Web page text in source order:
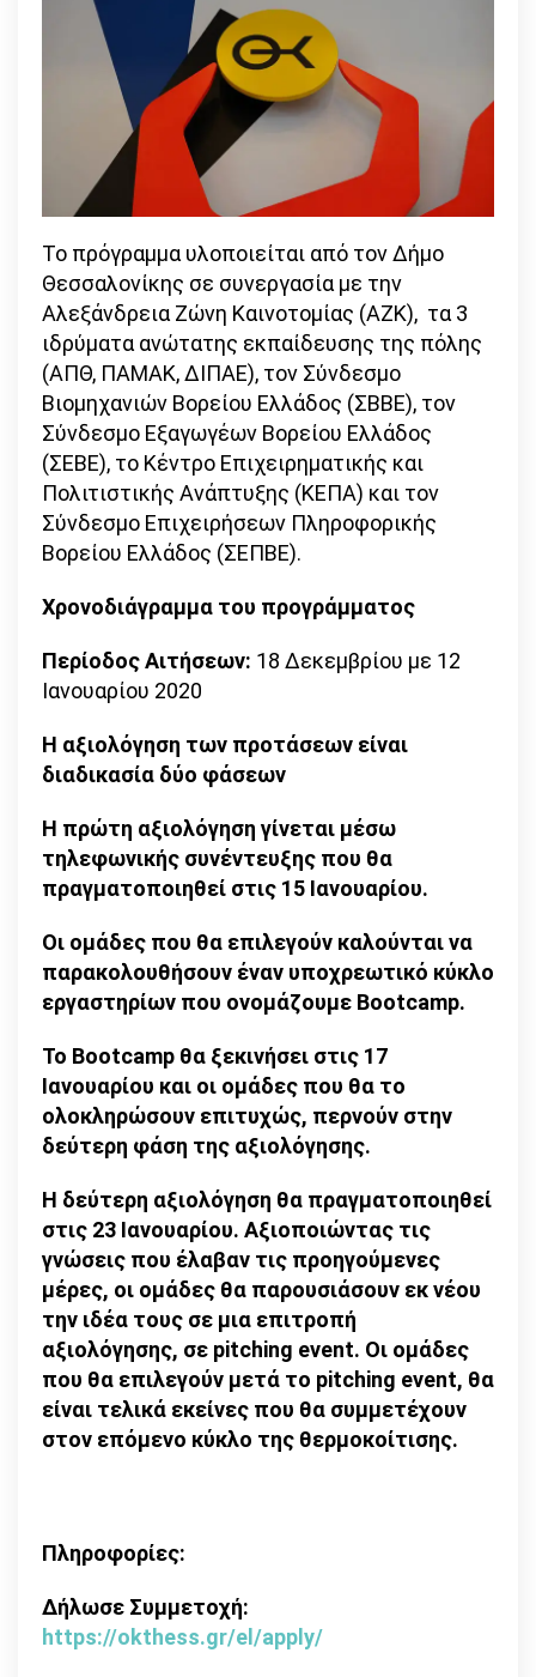
Το πρόγραμμα υλοποιείται από τον Δήμο
Θεσσαλονίκης σε συνεργασία με την
Αλεξάνδρεια Ζώνη Καινοτομίας (ΑΖΚ), τα 3
ιδρύματα ανώτατης εκπαίδευσης της πόλης
(ΑΠΘ, ΠΑΜΑΚ, ΔΙΠΑΕ), τον Σύνδεσμο
Βιομηχανιών Βορείου Ελλάδος (ΣΒΒΕ), τον
Σύνδεσμο Εξαγωγέων Βορείου Ελλάδος
(ΣΕΒΕ), το Κέντρο Επιχειρηματικής και
Πολιτιστικής Ανάπτυξης (ΚΕΠΑ) και τον
Σύνδεσμο Επιχειρήσεων Πληροφορικής
Βορείου Ελλάδος (ΣΕΠΒΕ).
Χρονοδιάγραμμα του προγράμματος
Περίοδος Αιτήσεων: 18 Δεκεμβρίου με 12
Ιανουαρίου 2020
Η αξιολόγηση των προτάσεων είναι
διαδικασία δύο φάσεων
Η πρώτη αξιολόγηση γίνεται μέσω
τηλεφωνικής συνέντευξης που θα
πραγματοποιηθεί στις 15 Ιανουαρίου.
Οι ομάδες που θα επιλεγούν καλούνται να
παρακολουθήσουν έναν υποχρεωτικό κύκλο
εργαστηρίων που ονομάζουμε Bootcamp.
Το Bootcamp θα ξεκινήσει στις 17
Ιανουαρίου και οι ομάδες που θα το
ολοκληρώσουν επιτυχώς, περνούν στην
δεύτερη φάση της αξιολόγησης.
Η δεύτερη αξιολόγηση θα πραγματοποιηθεί
στις 23 Ιανουαρίου. Αξιοποιώντας τις
γνώσεις που έλαβαν τις προηγούμενες
μέρες, οι ομάδες θα παρουσιάσουν εκ νέου
την ιδέα τους σε μια επιτροπή
αξιολόγησης, σε pitching event. Οι ομάδες
που θα επιλεγούν μετά το pitching event, θα
είναι τελικά εκείνες που θα συμμετέχουν
στον επόμενο κύκλο της θερμοκοίτισης.
Πληροφορίες:
Δήλωσε Συμμετοχή:
https://okthess.gr/el/apply/